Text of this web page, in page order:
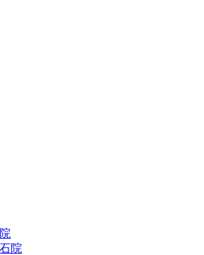
院